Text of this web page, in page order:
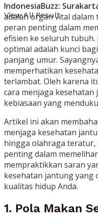
View All Result
IndonesiaBuzz:
adalah organ vital
peran penting dalam
efisien ke seluruh tubuh.
optimal adalah kunci
panjang umur.
memperhatikan
terlambat. Oleh karena
cara menjaga
kebiasaan yang
Artikel ini akan
menjaga kesehatan
hingga olahraga
penting dalam
mempraktikkan saran
kesehatan jantung yang
kualitas hidup Anda.
1. Pola Makan